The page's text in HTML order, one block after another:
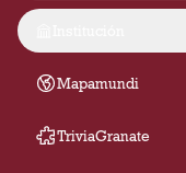
Mapamundi
TriviaGranate